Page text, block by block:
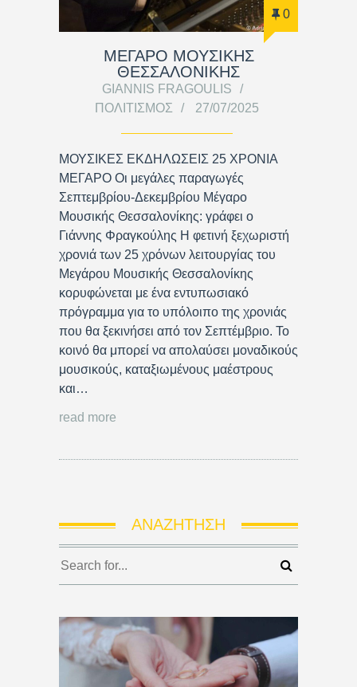
0
ΜΕΓΑΡΟ ΜΟΥΣΙΚΗΣ
ΘΕΣΣΑΛΟΝΙΚΗΣ
GIANNIS FRAGOULIS
ΠΟΛΙΤΙΣΜΌΣ
27/07/2025
ΜΟΥΣΙΚΕΣ ΕΚΔΗΛΩΣΕΙΣ 25 ΧΡΟΝΙΑ
ΜΕΓΑΡΟ Οι μεγάλες παραγωγές
Σεπτεμβρίου-Δεκεμβρίου Μέγαρο
Μουσικής Θεσσαλονίκης: γράφει ο
Γιάννης Φραγκούλης H φετινή ξεχωριστή
χρονιά των 25 χρόνων λειτουργίας του
Μεγάρου Μουσικής Θεσσαλονίκης
κορυφώνεται με ένα εντυπωσιακό
πρόγραμμα για το υπόλοιπο της χρονιάς
που θα ξεκινήσει από τον Σεπτέμβριο. Το
κοινό θα μπορεί να απολαύσει μοναδικούς
μουσικούς, καταξιωμένους μαέστρους
και…
read more
ΑΝΑΖΉΤΗΣΗ